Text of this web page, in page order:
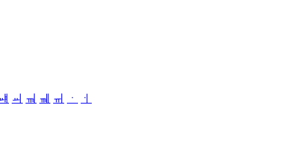
ㆉ ㆊ ㆋ ㆌ ㆍ
ㆎ